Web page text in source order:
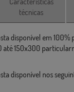
técnicas
disponível em 100%
até 150x300
disponível nos